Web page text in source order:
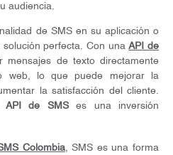
audiencia.
de SMS en su aplicación o
solución perfecta. Con unaAPI de
mensajes de texto directamente
web, lo que puede mejorar la
la satisfacción del cliente.
API de SMSes una inversión
Colombia, SMS es una forma